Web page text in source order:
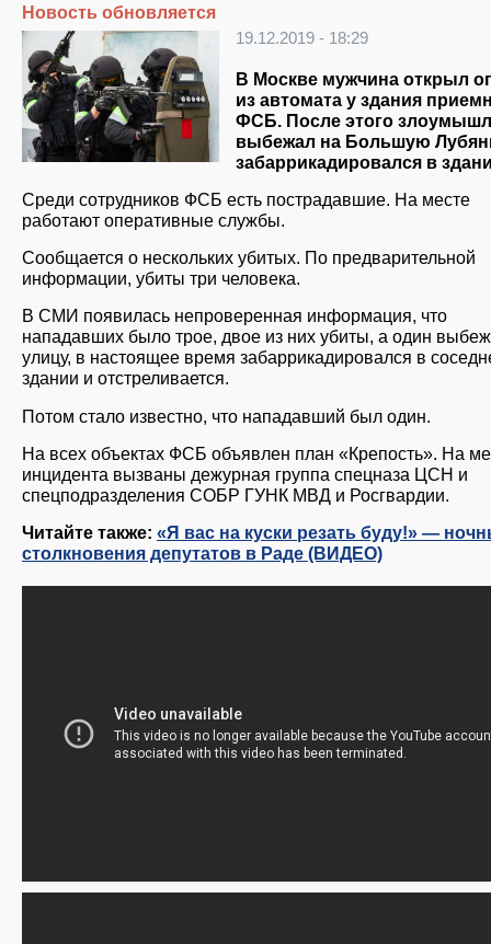
Новость обновляется
19.12.2019 - 18:29
В Москве мужчина открыл
из автомата у здания
ФСБ. После этого
выбежал на Большую
забаррикадировался в
Среди сотрудников ФСБ есть пострадавшие. На месте
работают оперативные службы.
Сообщается о нескольких убитых. По предварительной
информации, убиты три человека.
В СМИ появилась непроверенная информация, что
нападавших было трое, двое из них убиты, а один
улицу, в настоящее время забаррикадировался в
здании и отстреливается.
Потом стало известно, что нападавший был один.
На всех объектах ФСБ объявлен план «Крепость». На
инцидента вызваны дежурная группа спецназа ЦСН и
спецподразделения СОБР ГУНК МВД и Росгвардии.
Читайте также: «Я вас на куски резать буду!» —
столкновения депутатов в Раде (ВИДЕО)